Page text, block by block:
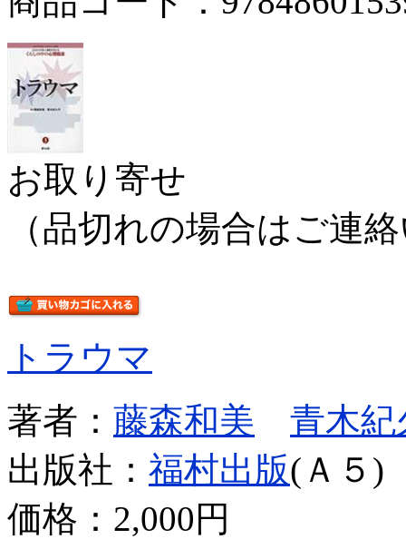
お取り寄せ
（品切れの場合はご連
トラウマ
著者： 藤森和美
青木紀
出版社： 福村出版(Ａ５)
価格： 2,000円